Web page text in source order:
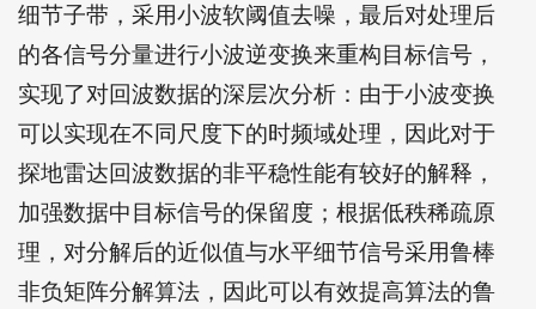
细节子带，采用小波软阈值去噪，最后对处理后
的各信号分量进行小波逆变换来重构目标信号，
实现了对回波数据的深层次分析：由于小波变换
可以实现在不同尺度下的时频域处理，因此对于
探地雷达回波数据的非平稳性能有较好的解释，
加强数据中目标信号的保留度；根据低秩稀疏原
理，对分解后的近似值与水平细节信号采用鲁棒
非负矩阵分解算法，因此可以有效提高算法的鲁